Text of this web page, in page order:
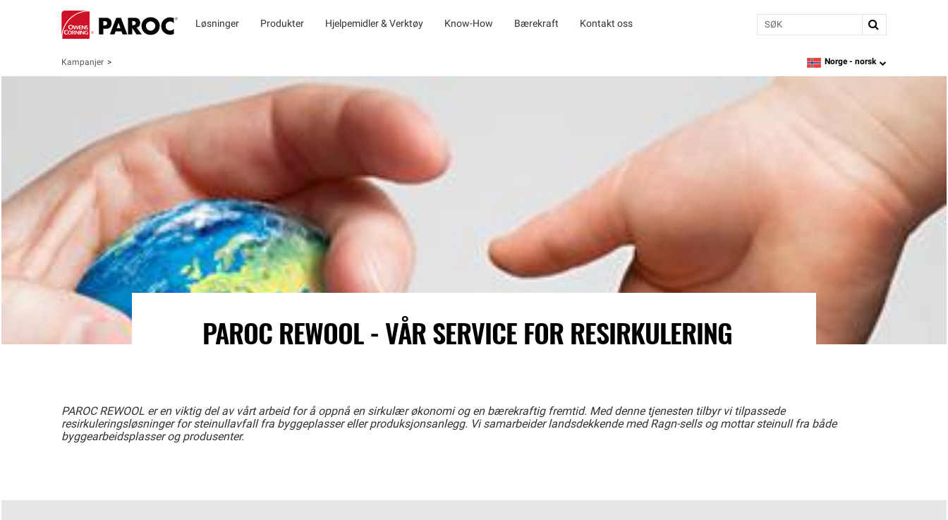
Løsninger Produkter Hjelpemidler & Verktøy Know-How Bærekraft Kontakt oss Søk
Kampanjer language
Norge - norsk
PAROC REWOOL - VÅR SERVICE FOR RESIRKULERING
PAROC REWOOL er en viktig del av vårt arbeid for å oppnå en sirkulær økonomi og en bærekraftig fremtid. Med denne tjenesten tilbyr vi tilpassede
resirkuleringsløsninger for steinullavfall fra byggeplasser eller produksjonsanlegg. Vi samarbeider landsdekkende med Ragn-sells og mottar steinull fra både
byggearbeidsplasser og produsenter.